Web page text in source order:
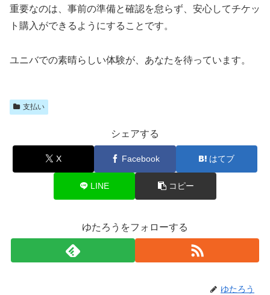
重要なのは、事前の準備と確認を怠らず、安心してチケッ
ト購入ができるようにすることです。
ユニバでの素晴らしい体験が、あなたを待っています。
支払い
シェアする
X Facebook はてブ
LINE コピー
ゆたろうをフォローする
ゆたろう